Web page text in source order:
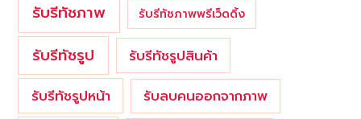
รับรีทัชภาพ รับรีทัชภาพพรีเว็ดดิ้ง
รับรีทัชรูป
รับรีทัชรูปสินค้า
รับรีทัชรูปหน้า
รับลบคนออกจากภาพ